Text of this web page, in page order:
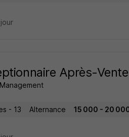
Après-
- 13 Alternance 15 000 - 20